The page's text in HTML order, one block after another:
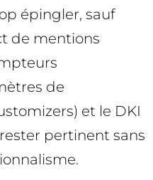
épingler, sauf
de mentions
de
et le DKI
pertinent sans